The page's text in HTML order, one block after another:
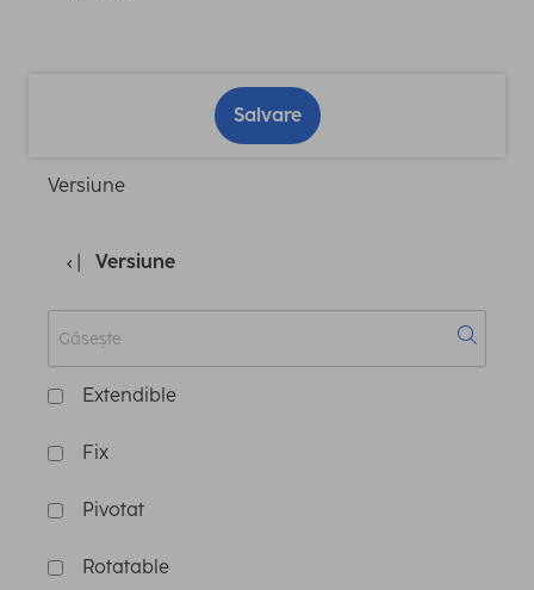
Salvare
Versiune
Versiune
Extendible
Fix
Pivotat
Rotatable